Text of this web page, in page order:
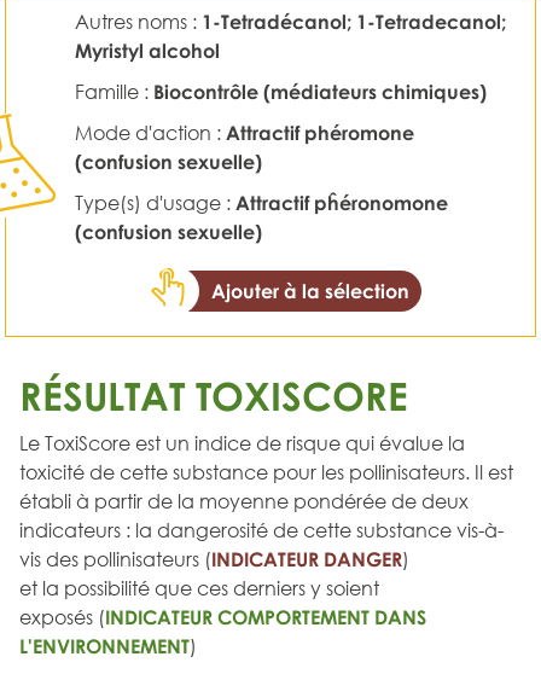
Autres noms : 1-Tetradécanol; 1-Tetradecanol;
Myristyl alcohol
Famille : Biocontrôle (médiateurs chimiques)
Mode d'action : Attractif phéromone
(confusion sexuelle)
Type(s) d'usage : Attractif pĥéronomone
(confusion sexuelle)
Ajouter à la sélection
RÉSULTAT TOXISCORE
Le ToxiScore est un indice de risque qui évalue la
toxicité de cette substance pour les pollinisateurs. Il est
établi à partir de la moyenne pondérée de deux
indicateurs : la dangerosité de cette substance vis-à-
vis des pollinisateurs (INDICATEUR DANGER)
et la possibilité que ces derniers y soient
exposés (INDICATEUR COMPORTEMENT DANS
L'ENVIRONNEMENT)